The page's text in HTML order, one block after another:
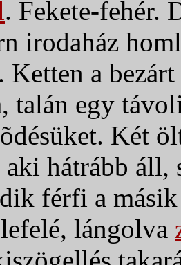
. Fekete-fehér.
irodaház
Ketten a
talán egy
Két
hátrább áll,
férfi a másik
lángolva